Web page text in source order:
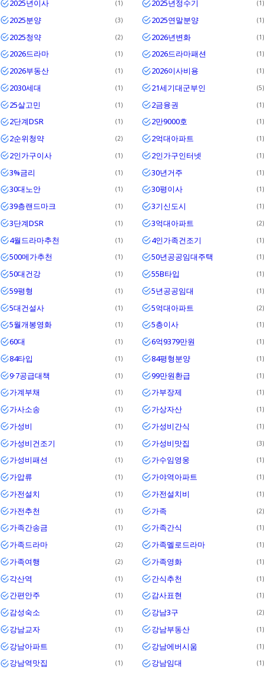
2025년이사 1 2025년정수기 1
2025분양 3 2025연말분양 1
2025청약 2 2026년변화 1
2026드라마 1 2026드라마패션 1
2026부동산 1 2026이사비용 1
2030세대 1 21세기대군부인 5
25살고민 1 2금융권 1
2단계DSR 1 2만9000호 1
2순위청약 2 2억대아파트 1
2인가구이사 1 2인가구인터넷 1
3%금리 1 30년거주 1
30대노안 1 30평이사 1
39층랜드마크 1 3기신도시 1
3단계DSR 1 3억대아파트 2
4월드라마추천 1 4인가족건조기 1
500메가추천 1 50년공공임대주택 1
50대건강 1 55B타입 1
59평형 1 5년공공임대 1
5대건설사 1 5억대아파트 2
5월개봉영화 1 5층이사 1
60대 1 6억9379만원 1
84타입 1 84평형분양 1
9·7공급대책 1 99만원환급 1
가계부채 1 가부장제 1
가사소송 1 가상자산 1
가성비 1 가성비간식 1
가성비건조기 1 가성비맛집 3
가성비패션 1 가수임영웅 1
가압류 1 가야역아파트 1
가전설치 1 가전설치비 1
가전추천 1 가족 2
가족간송금 1 가족간식 1
가족드라마 2 가족멜로드라마 1
가족여행 2 가족영화 1
각산역 1 간식추천 1
간편안주 1 감사표현 1
감성숙소 1 강남3구 2
강남교자 1 강남부동산 1
강남아파트 1 강남에버시움 1
강남역맛집 1 강남임대 1